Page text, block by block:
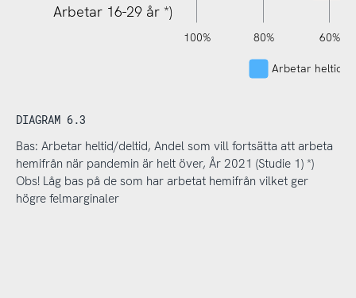
Arbetar 16-29 år *)
-40%
-20% 60%
80%
100%
120%
140%
Arbetar heltid/
DIAGRAM 6.3
Bas: Arbetar heltid/deltid, Andel som vill fortsätta att arbeta
hemifrån när pandemin är helt över, År 2021 (Studie 1) *)
Obs! Låg bas på de som har arbetat hemifrån vilket ger
högre felmarginaler